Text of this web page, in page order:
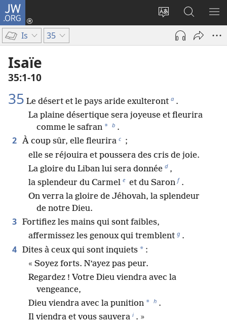
JW.ORG
Changer
langue
Se
connecter
sur
JW.ORG
Is 35
Isaïe
35​:​1-10
35 Le désert et le pays aride exulteront a .
La plaine désertique sera joyeuse et fleurira
comme le safran * b .
2 À coup sûr, elle fleurira c ;
elle se réjouira et poussera des cris de joie.
La gloire du Liban lui sera donnée d ,
la splendeur du Carmel e et du Saron f .
On verra la gloire de Jéhovah, la splendeur
de notre Dieu.
3 Fortifiez les mains qui sont faibles,
affermissez les genoux qui tremblent g .
4 Dites à ceux qui sont inquiets * :
« Soyez forts. N’ayez pas peur.
Regardez ! Votre Dieu viendra avec la
vengeance,
Dieu viendra avec la punition * h .
Il viendra et vous sauvera i . »